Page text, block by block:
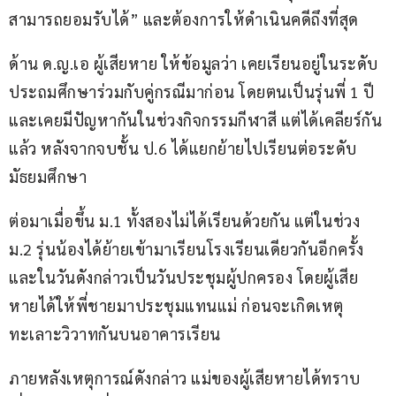
สามารถยอมรับได้” และต้องการให้ดำเนินคดีถึงที่สุด
ด้าน ด.ญ.เอ ผู้เสียหาย ให้ข้อมูลว่า เคยเรียนอยู่ในระดับ
ประถมศึกษาร่วมกับคู่กรณีมาก่อน โดยตนเป็นรุ่นพี่ 1 ปี
และเคยมีปัญหากันในช่วงกิจกรรมกีฬาสี แต่ได้เคลียร์กัน
แล้ว หลังจากจบชั้น ป.6 ได้แยกย้ายไปเรียนต่อระดับ
มัธยมศึกษา
ต่อมาเมื่อขึ้น ม.1 ทั้งสองไม่ได้เรียนด้วยกัน แต่ในช่วง
ม.2 รุ่นน้องได้ย้ายเข้ามาเรียนโรงเรียนเดียวกันอีกครั้ง
และในวันดังกล่าวเป็นวันประชุมผู้ปกครอง โดยผู้เสีย
หายได้ให้พี่ชายมาประชุมแทนแม่ ก่อนจะเกิดเหตุ
ทะเลาะวิวาทกันบนอาคารเรียน
ภายหลังเหตุการณ์ดังกล่าว แม่ของผู้เสียหายได้ทราบ